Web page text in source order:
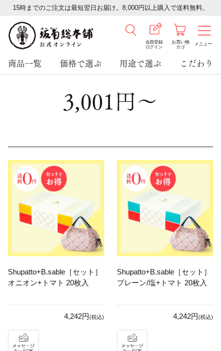
15時までのご注文は最短翌日お届け。8,000円以上購入で送料無料。
会員登録
ログイン
お買い物
カゴ
メニュー
商品一覧 価格で選ぶ 用途で選ぶ こだわり
3,001円～
Shupatto+B.sable［セット］
オニオン+トマト 20枚入
4,242円(税込)
Shupatto+B.sable［セット］
プレーン/塩+トマト 20枚入
4,242円(税込)